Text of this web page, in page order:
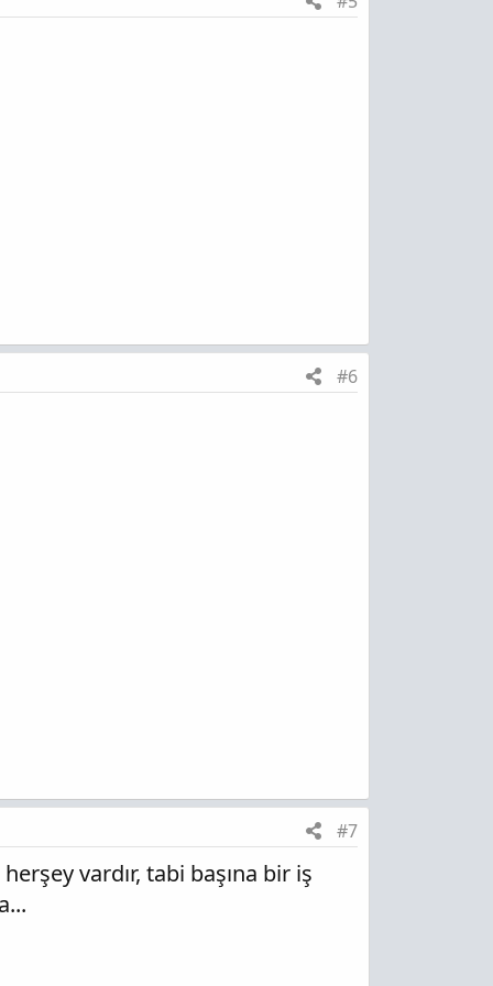
#6
#7
vardır, tabi başına bir iş